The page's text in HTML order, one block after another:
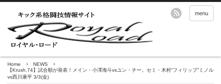
menu
Home
NEWS
【Krush.74】試合順が発表！メイン・小澤海斗vsユン・チー。セミ・木村“フィリップ”ミノル
vs西川康平 3/3(金)